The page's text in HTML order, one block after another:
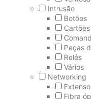
Intrusão
Botões
Peças
Relés
Vários
Networking
Fibra